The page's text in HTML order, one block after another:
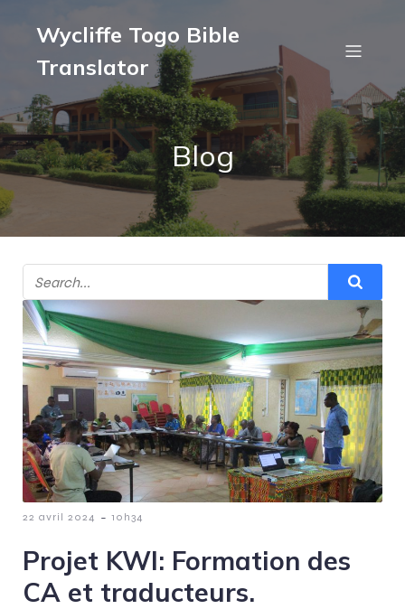
Wycliffe Togo Bible
Translator
Blog
22 avril 2024 - 10h34
Projet KWI: Formation des
CA et traducteurs.